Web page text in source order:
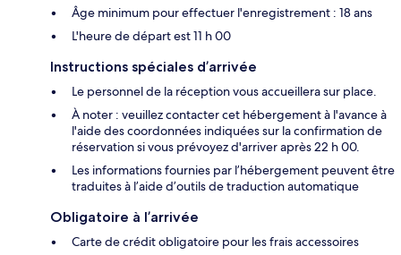
Âge minimum pour effectuer l'enregistrement : 18 ans
L'heure de départ est 11 h 00
Instructions spéciales d’arrivée
Le personnel de la réception vous accueillera sur place.
À noter : veuillez contacter cet hébergement à l'avance à
l'aide des coordonnées indiquées sur la confirmation de
réservation si vous prévoyez d'arriver après 22 h 00.
Les informations fournies par l’hébergement peuvent être
traduites à l’aide d’outils de traduction automatique
Obligatoire à l’arrivée
Carte de crédit obligatoire pour les frais accessoires